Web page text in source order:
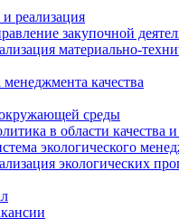
реализация
закупочной
материально-
качества
среды
в области качества
экологического
экологических